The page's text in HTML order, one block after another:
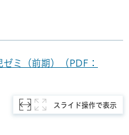
ミ（前期）（PDF：
スライド操作で表示